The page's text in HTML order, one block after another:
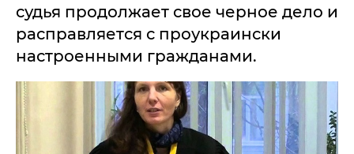
судья продолжает свое черное дело и
расправляется с проукраински
настроенными гражданами.